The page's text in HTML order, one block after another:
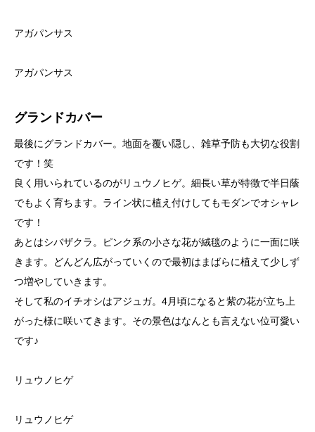
アガパンサス
アガパンサス
グランドカバー
最後にグランドカバー。地面を覆い隠し、雑草予防も大切な役割
です！笑
良く用いられているのがリュウノヒゲ。細長い草が特徴で半日蔭
でもよく育ちます。ライン状に植え付けしてもモダンでオシャレ
です！
あとはシバザクラ。ピンク系の小さな花が絨毯のように一面に咲
きます。どんどん広がっていくので最初はまばらに植えて少しず
つ増やしていきます。
そして私のイチオシはアジュガ。4月頃になると紫の花が立ち上
がった様に咲いてきます。その景色はなんとも言えない位可愛い
です♪
リュウノヒゲ
リュウノヒゲ